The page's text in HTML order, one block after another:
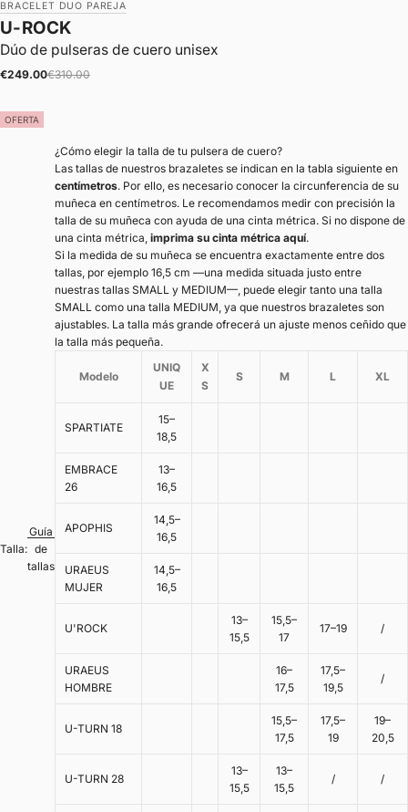
BRACELET DUO PAREJA
Dúo de pulseras de cuero unisex
U-ROCK
Precio de oferta
€249.00Precio normal
€310.00
OFERTA
Talla:
Guía
de
tallas
¿Cómo elegir la talla de tu pulsera de cuero?
Las tallas de nuestros brazaletes se indican en la tabla siguiente en
centímetros. Por ello, es necesario conocer la circunferencia de su
muñeca en centímetros. Le recomendamos medir con precisión la
talla de su muñeca con ayuda de una cinta métrica. Si no dispone de
una cinta métrica, imprima su cinta métrica aquí.
Si la medida de su muñeca se encuentra exactamente entre dos
tallas, por ejemplo 16,5 cm —una medida situada justo entre
nuestras tallas SMALL y MEDIUM—, puede elegir tanto una talla
SMALL como una talla MEDIUM, ya que nuestros brazaletes son
ajustables. La talla más grande ofrecerá un ajuste menos ceñido que
la talla más pequeña.
Modelo
UNIQ
UE
X
S
S M L XL
SPARTIATE
15–
18,5
EMBRACE
26
13–
16,5
APOPHIS
14,5–
16,5
URAEUS
MUJER
14,5–
16,5
U'ROCK
13–
15,5
15,5–
17
17–19 /
URAEUS
HOMBRE
16–
17,5
17,5–
19,5
/
U-TURN 18
15,5–
17,5
17,5–
19
19–
20,5
U-TURN 28
13–
15,5
13–
15,5
/ /